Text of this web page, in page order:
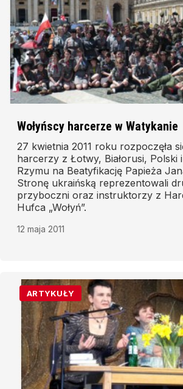
Wołyńscy harcerze w Watykanie
27 kwietnia 2011 roku rozpoczęła
harcerzy z Łotwy, Białorusi, Polski
Rzymu na Beatyfikację Papieża
Stronę ukraińską reprezentowali
przyboczni oraz instruktorzy z
Hufca „Wołyń”.
12 maja 2011
ARTYKUŁY